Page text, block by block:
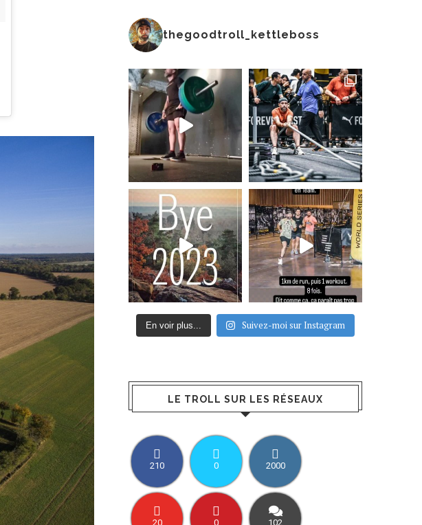
thegoodtroll_kettleboss
En voir plus... Suivez-moi sur Instagram
LE TROLL SUR LES RÉSEAUX
210 0 2000
20 0 102